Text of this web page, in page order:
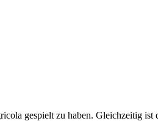
gespielt zu haben. Gleichzeitig